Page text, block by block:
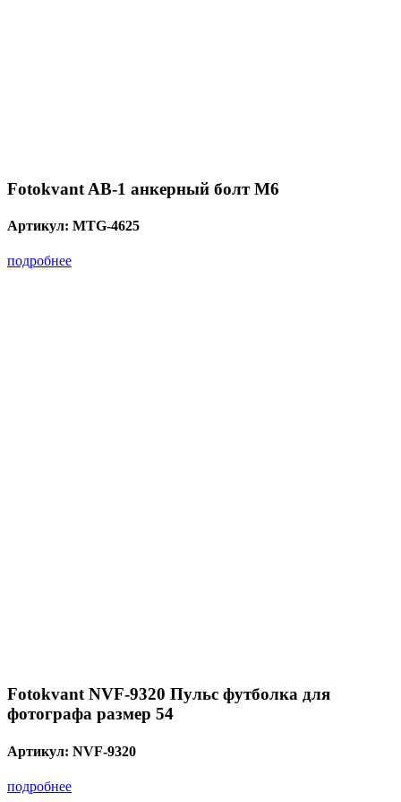
Fotokvant AB-1 анкерный болт М6
Артикул: MTG-4625
подробнее
Fotokvant NVF-9320 Пульс футболка для
фотографа размер 54
Артикул: NVF-9320
подробнее